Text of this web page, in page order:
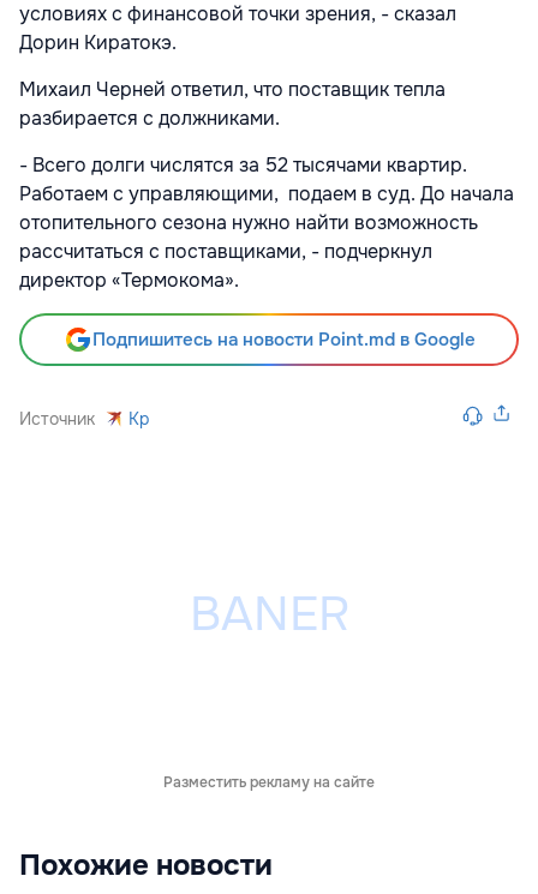
условиях с финансовой точки зрения, - сказал
Дорин Киратокэ.
Михаил Черней ответил, что поставщик тепла
разбирается с должниками.
- Всего долги числятся за 52 тысячами квартир.
Работаем с управляющими, подаем в суд. До начала
отопительного сезона нужно найти возможность
рассчитаться с поставщиками, - подчеркнул
директор «Термокома».
Подпишитесь на новости Point.md в Google
Источник Kp
Разместить рекламу на сайте
Похожие новости